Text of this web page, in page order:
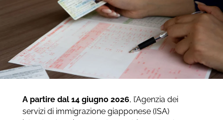
A partire dal 14 giugno 2026, l’Agenzia dei
servizi di immigrazione giapponese (ISA)